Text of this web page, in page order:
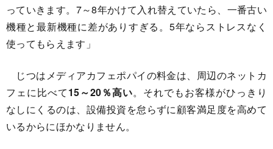
っていきます。7～8年かけて入れ替えていたら、一番古い
機種と最新機種に差がありすぎる。5年ならストレスなく
使ってもらえます」
じつはメディアカフェポパイの料金は、周辺のネットカ
フェに比べて15～20％高い。それでもお客様がひっきり
なしにくるのは、設備投資を怠らずに顧客満足度を高めて
いるからにほかなりません。